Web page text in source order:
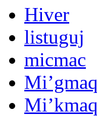
Hiver
listuguj
micmac
Mi’gmaq
Mi’kmaq